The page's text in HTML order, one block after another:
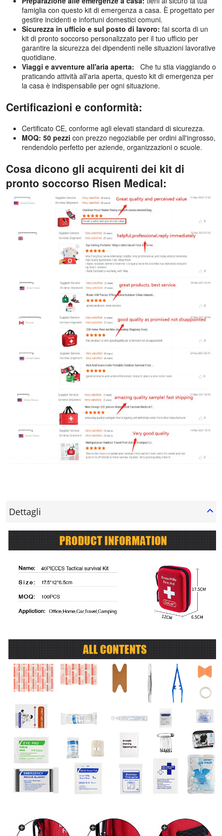
famiglia con questo kit di emergenza a casa. È progettato per
gestire incidenti e infortuni domestici comuni.
Sicurezza in ufficio e sul posto di lavoro: fai scorta di un
kit di pronto soccorso personalizzato per il tuo ufficio per
garantire la sicurezza dei dipendenti nelle situazioni lavorative
quotidiane.
Viaggi e avventure all'aria aperta:
Che tu stia viaggiando o
praticando attività all'aria aperta, questo kit di emergenza per
la casa è indispensabile per ogni situazione.
Certificazioni e conformità:
Certificato CE, conforme agli elevati standard di sicurezza.
MOQ: 50 pezzi con prezzo negoziabile per ordini all'ingrosso,
rendendolo perfetto per aziende, organizzazioni o scuole.
Cosa dicono gli acquirenti dei kit di
pronto soccorso Risen Medical:
Dettagli